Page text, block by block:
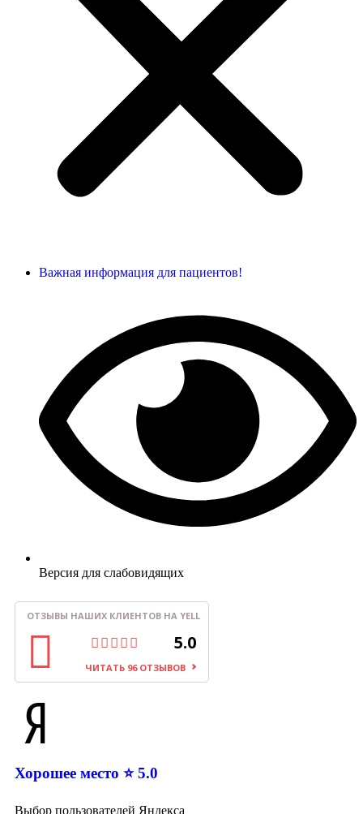
Важная информация для пациентов!
Версия для слабовидящих
ОТЗЫВЫ НАШИХ КЛИЕНТОВ НА YELL
5.0
ЧИТАТЬ 96 ОТЗЫВОВ
Хорошее место ⭐ 5.0
Выбор пользователей Яндекса